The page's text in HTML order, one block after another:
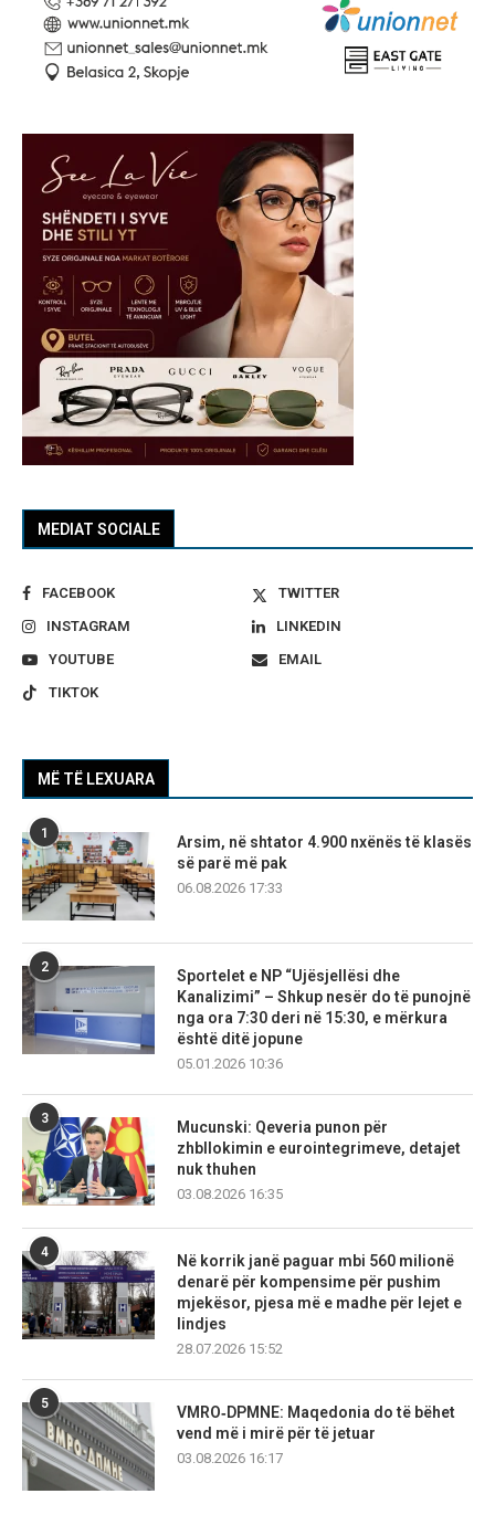
MEDIAT SOCIALE
FACEBOOK
TWITTER
INSTAGRAM
LINKEDIN
YOUTUBE
EMAIL
TIKTOK
MË TË LEXUARA
1
Arsim, në shtator 4.900 nxënës të klasës
së parë më pak
06.08.2026 17:33
2
Sportelet e NP “Ujësjellësi dhe
Kanalizimi” – Shkup nesër do të punojnë
nga ora 7:30 deri në 15:30, e mërkura
është ditë jopune
05.01.2026 10:36
3
Mucunski: Qeveria punon për
zhbllokimin e eurointegrimeve, detajet
nuk thuhen
03.08.2026 16:35
4
Në korrik janë paguar mbi 560 milionë
denarë për kompensime për pushim
mjekësor, pjesa më e madhe për lejet e
lindjes
28.07.2026 15:52
5
VMRO‑DPMNE: Maqedonia do të bëhet
vend më i mirë për të jetuar
03.08.2026 16:17